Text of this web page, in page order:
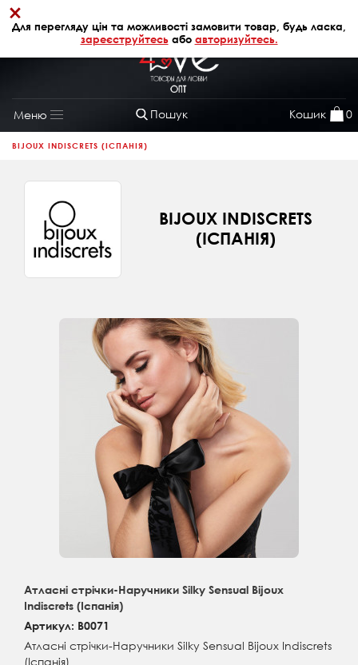
Для перегляду цін та можливості замовити товар, будь ласка,
зареєструйтесьабо авторизуйтесь.
×
Пошук Кошик 0
Меню
Toggle
navigation
BIJOUX INDISCRETS (ІСПАНІЯ)
BIJOUX INDISCRETS
(ІСПАНІЯ)
Атласні стрічки-Наручники Silky Sensual Bijoux
Indiscrets (Іспанія)
Артикул: B0071
Атласні стрічки-Наручники Silky Sensual Bijoux Indiscrets
(Іспанія)